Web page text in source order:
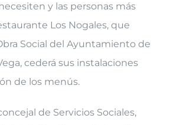
y las personas más
Los Nogales, que
Social del Ayuntamiento de
cederá sus instalaciones
de los menús.
de Servicios Sociales,